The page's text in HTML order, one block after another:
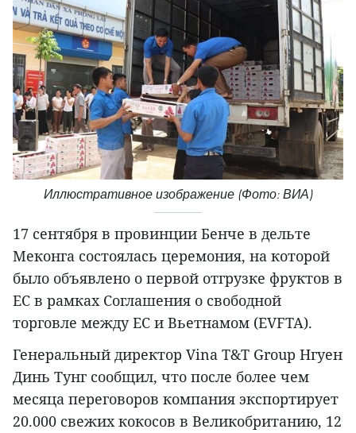
Иллюстративное изображение (Фото: ВИА)
17 сентября в провинции Бенче в дельте
Меконга состоялась церемония, на которой
было объявлено о первой отгрузке фруктов в
ЕС в рамках Соглашения о свободной
торговле между ЕС и Вьетнамом (EVFTA).
Генеральный директор Vina T&T Group Нгуен
Динь Тунг сообщил, что после более чем
месяца переговоров компания экспортирует
20.000 свежих кокосов в Великобританию, 12